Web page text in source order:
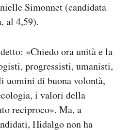
Simonnet (candidata
al 4,59).
«Chiedo ora unità e la
progressisti, umanisti,
uomini di buona volontà,
i valori della
reciproco». Ma, a
Hidalgo non ha